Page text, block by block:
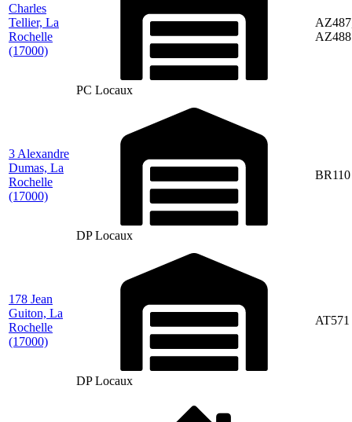
Charles
Tellier, La
Rochelle
(17000)
PC Locaux
AZ488
3 Alexandre
Dumas, La
Rochelle
(17000)
DP Locaux
BR110
178 Jean
Guiton, La
Rochelle
(17000)
DP Locaux
AT571